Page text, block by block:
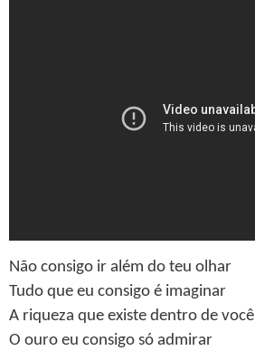
Não consigo ir além do teu olhar
Tudo que eu consigo é imaginar
A riqueza que existe dentro de você
O ouro eu consigo só admirar